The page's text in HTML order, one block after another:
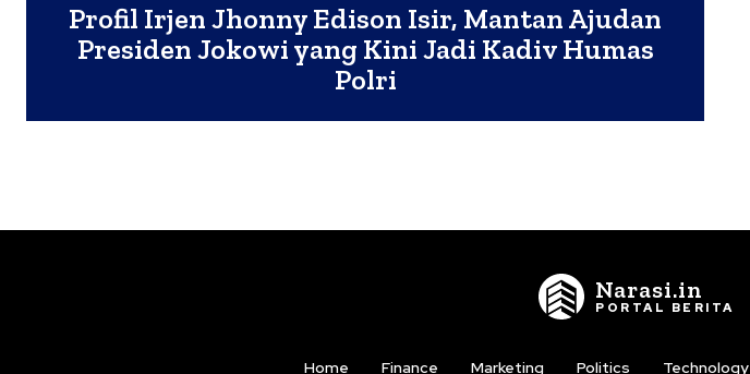
Profil Irjen Jhonny Edison Isir, Mantan Ajudan
Presiden Jokowi yang Kini Jadi Kadiv Humas
Polri
Narasi.in
PORTAL BERITA
Home Finance Marketing Politics Technology